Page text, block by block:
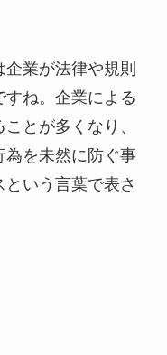
業が法律や規則
ね。企業による
とが多くなり、
為を未然に防ぐ事
いう言葉で表さ